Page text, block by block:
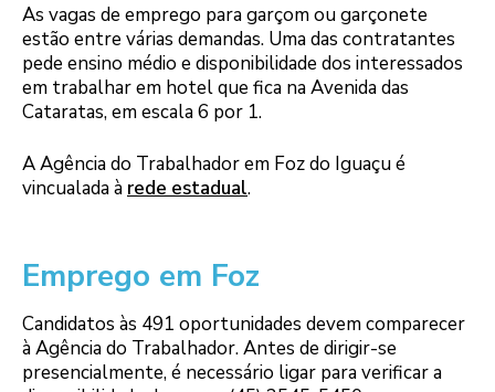
As vagas de emprego para garçom ou garçonete
estão entre várias demandas. Uma das contratantes
pede ensino médio e disponibilidade dos interessados
em trabalhar em hotel que fica na Avenida das
Cataratas, em escala 6 por 1.
A Agência do Trabalhador em Foz do Iguaçu é
vincualada à rede estadual.
Emprego em Foz
Candidatos às 491 oportunidades devem comparecer
à Agência do Trabalhador. Antes de dirigir-se
presencialmente, é necessário ligar para verificar a